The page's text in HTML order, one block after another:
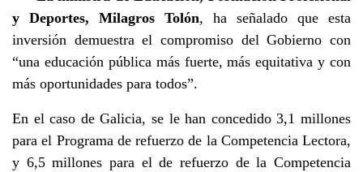
y Deportes, Milagros Tolón, ha señalado que esta
inversión demuestra el compromiso del Gobierno con
“una educación pública más fuerte, más equitativa y con
más oportunidades para todos”.
En el caso de Galicia, se le han concedido 3,1 millones
para el Programa de refuerzo de la Competencia Lectora,
y 6,5 millones para el de refuerzo de la Competencia